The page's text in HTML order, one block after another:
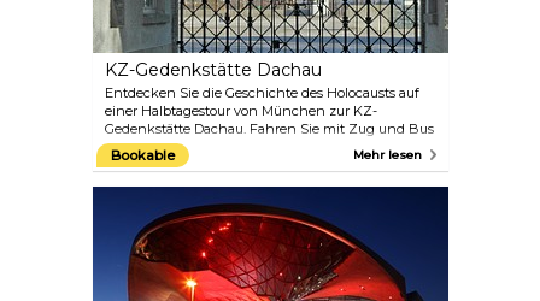
KZ-Gedenkstätte Dachau
Entdecken Sie die Geschichte des Holocausts auf
einer Halbtagestour von München zur KZ-
Gedenkstätte Dachau. Fahren Sie mit Zug und Bus
zur Gedenkstätte und nehmen Sie an einer
Führung durch das Gelände teil, einer Gedenk-
und Bildungsstätte, die den Tausenden gewidmet
ist, die dort zwischen 1933 und 1945 inhaftiert
waren und ihr Leben verloren haben. Erfahren Sie
mehr über die Rolle von Dachau als Vorbild für die
NS-Lager und erkunden Sie die Ausstellungen,
Gedenkstätten und rekonstruierten Baracken mit
informativen Kommentaren Ihres Guides.
Bookable Mehr lesen